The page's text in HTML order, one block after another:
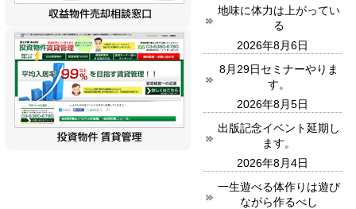
地味に体力は上がってい
る
2026年8月6日
8月29日セミナーやりま
す。
2026年8月5日
出版記念イベント延期し
ます。
2026年8月4日
一生遊べる体作りは遊び
ながら作るべし